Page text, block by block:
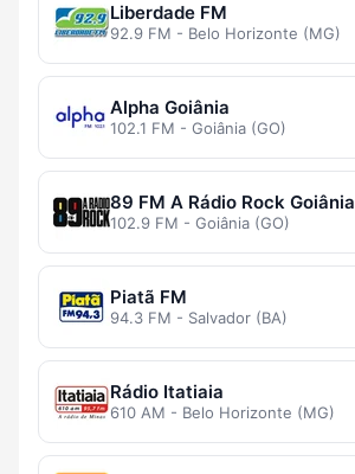
Liberdade FM
92.9 FM - Belo Horizonte (MG)
Alpha Goiânia
102.1 FM - Goiânia (GO)
89 FM A Rádio Rock Goiânia
102.9 FM - Goiânia (GO)
Piatã FM
94.3 FM - Salvador (BA)
Rádio Itatiaia
610 AM - Belo Horizonte (MG)